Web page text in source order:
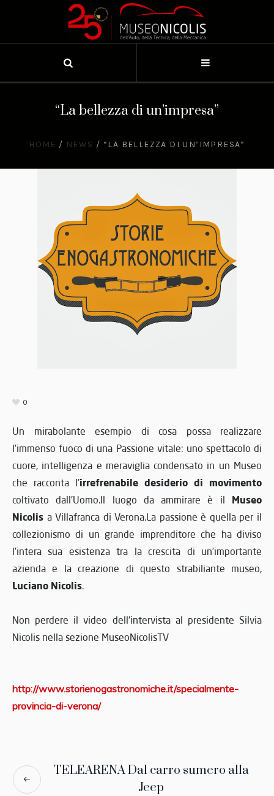
“La bellezza di un’impresa”
HOME / NEWS / “LA BELLEZZA DI UN’IMPRESA”
0
Un mirabolante esempio di cosa possa realizzare
l’immenso fuoco di una Passione vitale: uno spettacolo di
cuore, intelligenza e meraviglia condensato in un Museo
che racconta l’irrefrenabile desiderio di movimento
coltivato dall’Uomo.Il luogo da ammirare è il Museo
Nicolis a Villafranca di Verona.La passione è quella per il
collezionismo di un grande imprenditore che ha diviso
l’intera sua esistenza tra la crescita di un’importante
azienda e la creazione di questo strabiliante museo,
Luciano Nicolis.
Non perdere il video dell'intervista al presidente Silvia
Nicolis nella sezione MuseoNicolisTV
http://www.storienogastronomiche.it/specialmente-
provincia-di-verona/
TELEARENA Dal carro sumero alla
Jeep